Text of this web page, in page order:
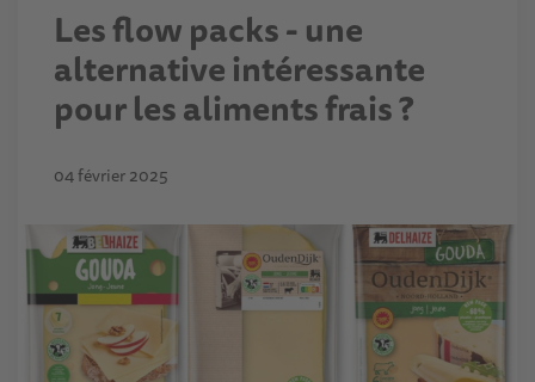
Les flow packs - une
alternative intéressante
pour les aliments frais ?
04 février 2025